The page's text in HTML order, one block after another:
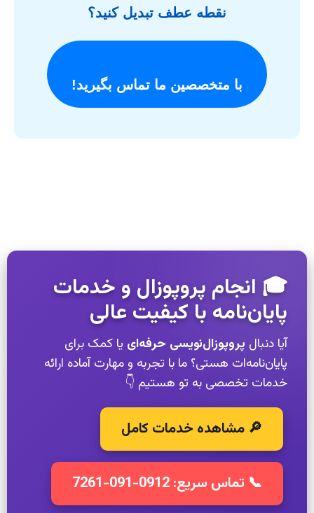
نقطه عطف تبدیل کنید؟
با متخصصین ما تماس بگیرید!
🎓 انجام پروپوزال و خدمات
پایان‌نامه با کیفیت عالی
آیا دنبال پروپوزال‌نویسی حرفه‌ای یا کمک برای
پایان‌نامه‌ات هستی؟ ما با تجربه و مهارت آماده ارائه
خدمات تخصصی به تو هستیم 👇
🔎 مشاهده خدمات کامل
📞 تماس سریع: 0912-091-7261